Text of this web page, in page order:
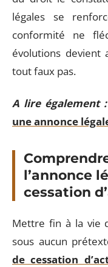
légales se
conformité ne
évolutions devient
tout faux pas.
A lire également :
une annonce
l’annonce
cessation
Mettre fin à la vie
sous aucun
de cessation